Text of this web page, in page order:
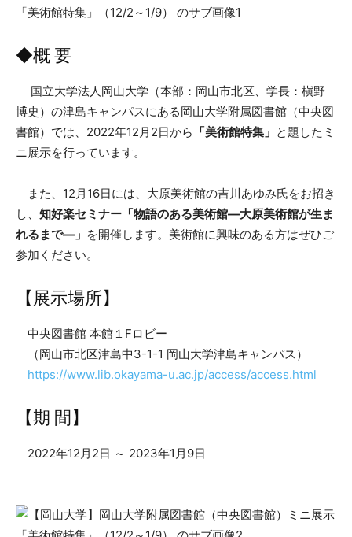
◆概 要
国立大学法人岡山大学（本部：岡山市北区、学長：槇野
博史）の津島キャンパスにある岡山大学附属図書館（中央図
書館）では、2022年12月2日から 「美術館特集」 と題したミ
ニ展示を行っています。
また、12月16日には、大原美術館の吉川あゆみ氏をお招き
し、 知好楽セミナー「物語のある美術館―大原美術館が生ま
れるまで―」 を開催します。美術館に興味のある方はぜひご
参加ください。
【展示場所】
中央図書館 本館１Fロビー
（岡山市北区津島中3-1-1 岡山大学津島キャンパス）
https://www.lib.okayama-u.ac.jp/access/access.html
【期 間】
2022年12月2日 ～ 2023年1月9日